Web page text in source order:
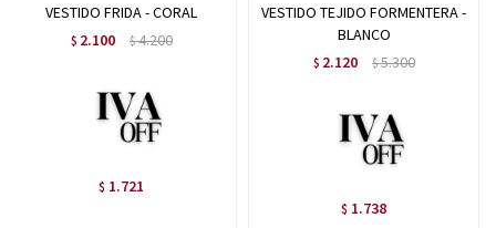
VESTIDO FRIDA - CORAL
$ 2.100 $4.200
$ 1.721
VESTIDO TEJIDO FORMENTERA -
BLANCO
$ 2.120 $5.300
$ 1.738